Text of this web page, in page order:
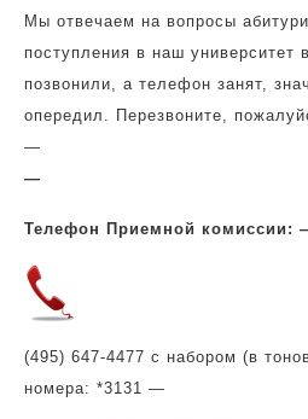
Мы отвечаем на вопросы
поступления в наш
позвонили, а телефон занят,
опередил. Перезвоните,
—
—
Телефон Приемной комиссии:
(495) 647-4477 с набором (в
номера: *3131 —